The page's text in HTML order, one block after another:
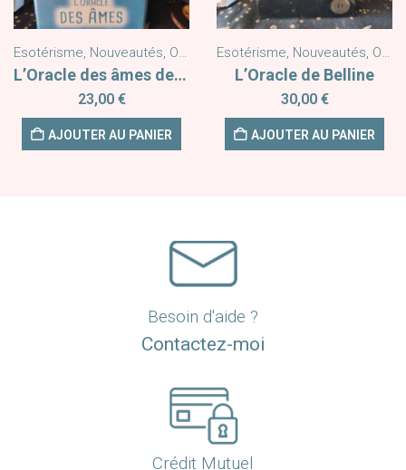
Esotérisme, Nouveautés, Oracles
L’Oracle des âmes de Céline Franoux
23,00 €
AJOUTER AU PANIER
Esotérisme, Nouveautés, Oracles
L’Oracle de Belline
30,00 €
AJOUTER AU PANIER
Besoin d'aide ?
Contactez-moi
Crédit Mutuel